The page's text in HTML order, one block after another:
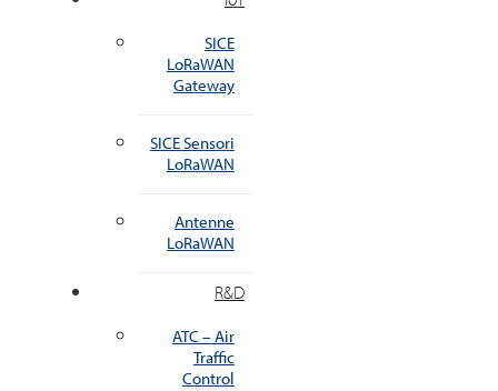
SICE
LoRaWAN
Gateway
SICE Sensori
LoRaWAN
Antenne
LoRaWAN
R&D
ATC – Air
Traffic
Control